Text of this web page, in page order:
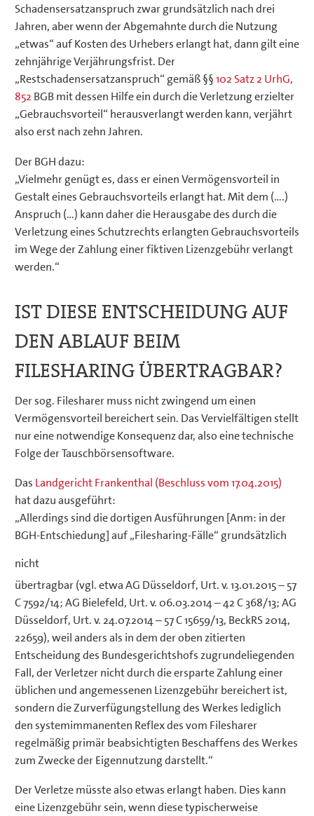
Schadensersatzanspruch zwar grundsätzlich nach drei
Jahren, aber wenn der Abgemahnte durch die Nutzung
„etwas“ auf Kosten des Urhebers erlangt hat, dann gilt eine
zehnjährige Verjährungsfrist. Der
„Restschadensersatzanspruch“ gemäß §§102 Satz 2 UrhG,
852 BGB mit dessen Hilfe ein durch die Verletzung erzielter
„Gebrauchsvorteil“ herausverlangt werden kann, verjährt
also erst nach zehn Jahren.
Der BGH dazu:
„Vielmehr genügt es, dass er einen Vermögensvorteil in
Gestalt eines Gebrauchsvorteils erlangt hat. Mit dem (….)
Anspruch (…) kann daher die Herausgabe des durch die
Verletzung eines Schutzrechts erlangten Gebrauchsvorteils
im Wege der Zahlung einer fiktiven Lizenzgebühr verlangt
werden.“
IST DIESE ENTSCHEIDUNG AUF
DEN ABLAUF BEIM
FILESHARING ÜBERTRAGBAR?
Der sog. Filesharer muss nicht zwingend um einen
Vermögensvorteil bereichert sein. Das Vervielfältigen stellt
nur eine notwendige Konsequenz dar, also eine technische
Folge der Tauschbörsensoftware.
Das Landgericht Frankenthal (Beschluss vom 17.04.2015)
hat dazu ausgeführt:
„Allerdings sind die dortigen Ausführungen [Anm: in der
BGH-Entschiedung] auf „Filesharing-Fälle“ grundsätzlich
nicht
übertragbar (vgl. etwa AG Düsseldorf, Urt. v. 13.01.2015 – 57
C 7592/14; AG Bielefeld, Urt. v. 06.03.2014 – 42 C 368/13; AG
Düsseldorf, Urt. v. 24.07.2014 – 57 C 15659/13, BeckRS 2014,
22659), weil anders als in dem der oben zitierten
Entscheidung des Bundesgerichtshofs zugrundeliegenden
Fall, der Verletzer nicht durch die ersparte Zahlung einer
üblichen und angemessenen Lizenzgebühr bereichert ist,
sondern die Zurverfügungstellung des Werkes lediglich
den systemimmanenten Reflex des vom Filesharer
regelmäßig primär beabsichtigten Beschaffens des Werkes
zum Zwecke der Eigennutzung darstellt.“
Der Verletze müsste also etwas erlangt haben. Dies kann
eine Lizenzgebühr sein, wenn diese typischerweise